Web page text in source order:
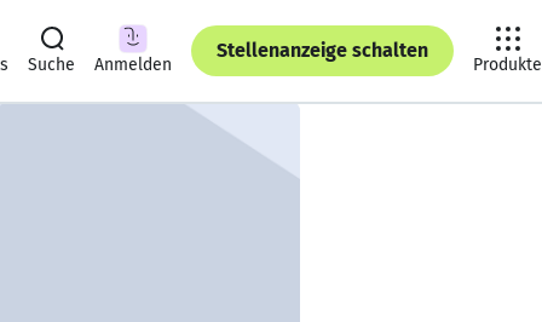
Suche Anmelden
Stellenanzeige schalten
Produkte